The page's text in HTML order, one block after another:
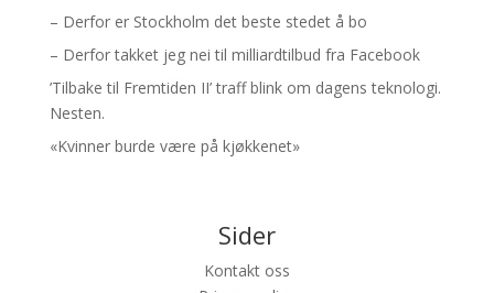
– Derfor er Stockholm det beste stedet å bo
– Derfor takket jeg nei til milliardtilbud fra Facebook
’Tilbake til Fremtiden II’ traff blink om dagens teknologi.
Nesten.
«Kvinner burde være på kjøkkenet»
Sider
Kontakt oss